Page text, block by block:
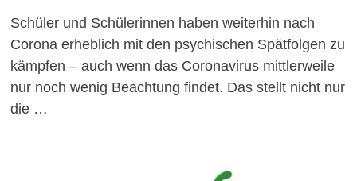
Schüler und Schülerinnen haben weiterhin nach
Corona erheblich mit den psychischen Spätfolgen zu
kämpfen – auch wenn das Coronavirus mittlerweile
nur noch wenig Beachtung findet. Das stellt nicht nur
die …